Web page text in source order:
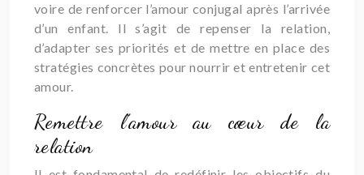
voire de renforcer l’amour conjugal après l’arrivée
d’un enfant. Il s’agit de repenser la relation,
d’adapter ses priorités et de mettre en place des
stratégies concrètes pour nourrir et entretenir cet
amour.
Remettre l’amour au cœur de la
relation